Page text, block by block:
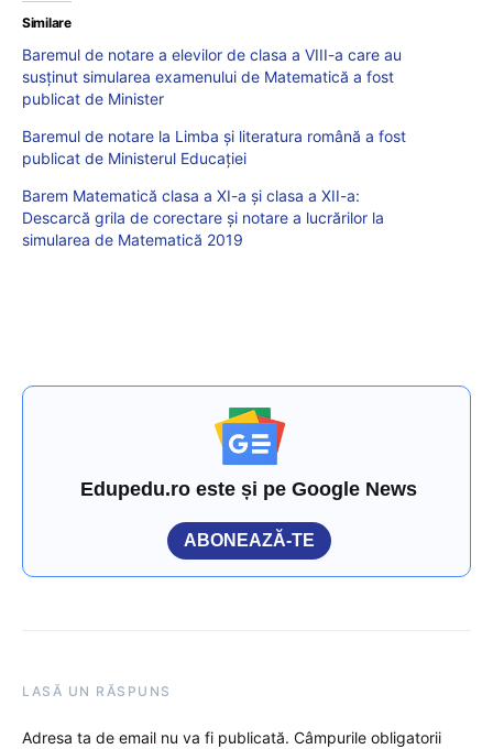
Similare
Baremul de notare a elevilor de clasa a VIII-a care au
susținut simularea examenului de Matematică a fost
publicat de Minister
Baremul de notare la Limba și literatura română a fost
publicat de Ministerul Educației
Barem Matematică clasa a XI-a și clasa a XII-a:
Descarcă grila de corectare și notare a lucrărilor la
simularea de Matematică 2019
Edupedu.ro este și pe Google News
ABONEAZĂ-TE
LASĂ UN RĂSPUNS
Adresa ta de email nu va fi publicată. Câmpurile obligatorii